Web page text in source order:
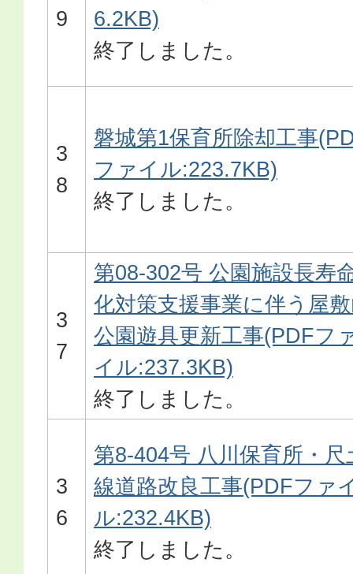
9
6.2KB)
終了しました。
3
8
磐城第1保育所除却工事
ファイル:223.7KB)
終了しました。
3
7
第08-302号 公園施設長寿
化対策支援事業に伴う屋
公園遊具更新工事(PDFフ
イル:237.3KB)
終了しました。
3
6
第8-404号 八川保育所・尺
線道路改良工事(PDFファ
ル:232.4KB)
終了しました。